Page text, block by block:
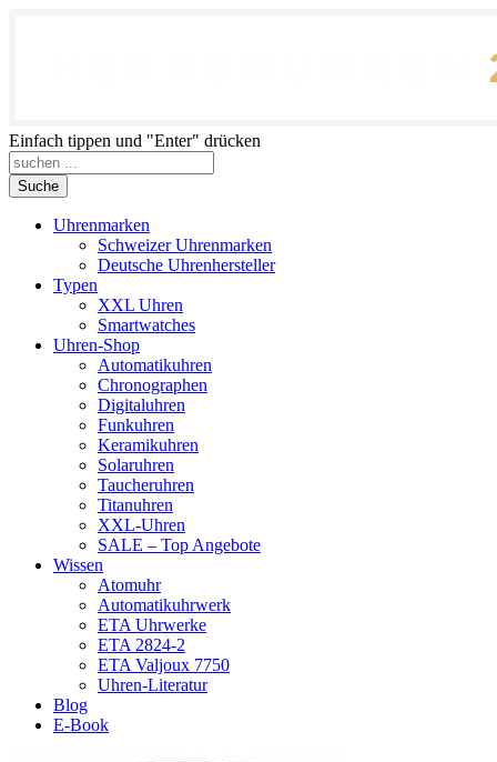
Einfach tippen und "Enter" drücken
Suche
Uhrenmarken
Schweizer Uhrenmarken
Deutsche Uhrenhersteller
Typen
XXL Uhren
Smartwatches
Uhren-Shop
Automatikuhren
Chronographen
Digitaluhren
Funkuhren
Keramikuhren
Solaruhren
Taucheruhren
Titanuhren
XXL-Uhren
SALE – Top Angebote
Wissen
Atomuhr
Automatikuhrwerk
ETA Uhrwerke
ETA 2824-2
ETA Valjoux 7750
Uhren-Literatur
Blog
E-Book